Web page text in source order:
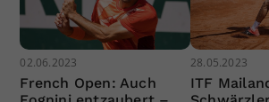
02.06.2023
French Open: Auch
28.05.2023
ITF